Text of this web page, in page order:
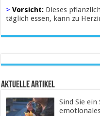
> Vorsicht: Dieses
täglich essen, kann zu
Aktuelle Artikel
Sind Sie ein